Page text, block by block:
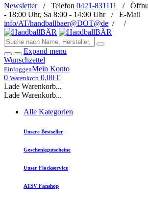
Newsletter/ Telefon 0421-831111 /
- 18:00 Uhr, Sa 8:00 - 14:00 Uhr / E-Mail
info/AT/handballbaer@DOT@de / /
Expand menu
Wunschzettel
EinloggenMein Konto
0 Warenkorb 0,00 €
Lade Warenkorb...
Lade Warenkorb...
Alle Kategorien
Unsere Bestseller
Geschenkgutscheine
Unser Flockservice
ATSV Fanshop